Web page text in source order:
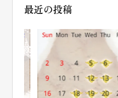
最近の投稿